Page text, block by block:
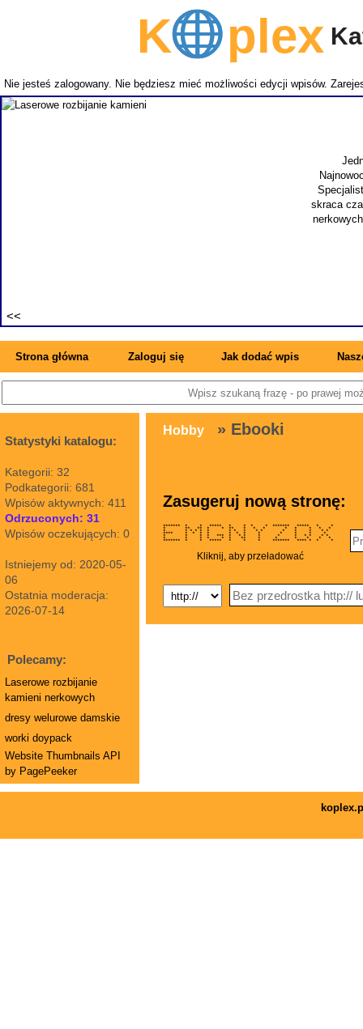
Kplex
Nie jesteś zalogowany. Nie będziesz mieć możliwości edycji wpisów.
skraca
Strona główna Zaloguj się Jak dodać wpis
Statystyki katalogu:
Kategorii: 32
Podkategorii: 681
Wpisów aktywnych: 411
Odrzuconych: 31
Wpisów oczekujących: 0
Istniejemy od: 2020-05-
06
Ostatnia moderacja:
2026-07-14
Polecamy:
Laserowe rozbijanie
kamieni nerkowych
dresy welurowe damskie
worki doypack
Website Thumbnails API
by PagePeeker
Hobby » Ebooki
Zasugeruj nową stronę:
******* * * ***** * * * * ******* ***** * *
* ** ** * * ** * * * * * * * *
* * * * * * * * * * * * * * * *
**** * * * * * * * * * * * *
* * * * *** * * * * * * * * * *
* * * * * * ** * * * * * *
******* * * ***** * * * ******* **** * * *
Kliknij, aby przeładować